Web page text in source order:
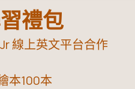
禮包
線上英文平台合作
本100本